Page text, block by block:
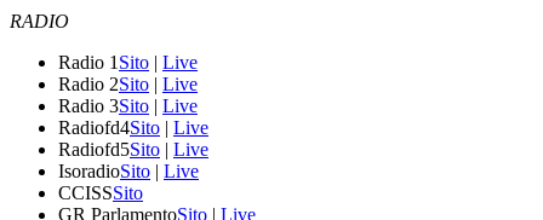
RADIO
Radio 1 Sito | Live
Radio 2Sito | Live
Radio 3Sito | Live
Radiofd4Sito | Live
Radiofd5Sito | Live
IsoradioSito | Live
CCISSSito
GR ParlamentoSito | Live